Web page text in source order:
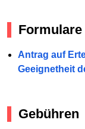
Formulare
Antrag auf
Geeignetheit
Gebühren